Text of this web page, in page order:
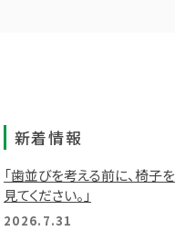
新着情報
「歯並びを考える前に、椅子を
見てください。」
2026.7.31